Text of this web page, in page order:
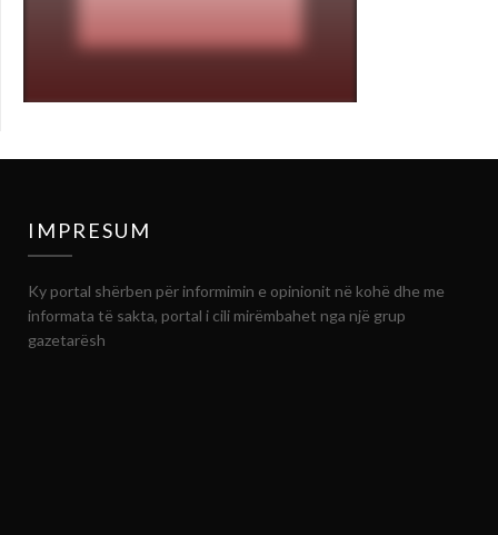
IMPRESUM
Ky portal shërben për informimin e opinionit në kohë dhe me
informata të sakta, portal i cili mirëmbahet nga një grup
gazetarësh